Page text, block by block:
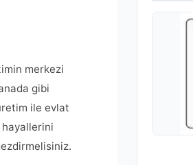
merkezi
gibi
ile evlat
hayallerini